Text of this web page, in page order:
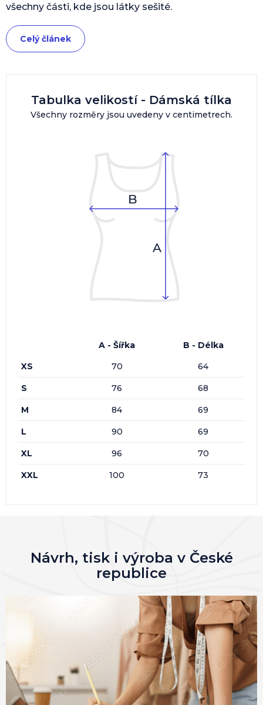
Tabulka velikostí - Dámská tílka
Všechny rozměry jsou uvedeny v centimetrech.
A - Šířka
B - Délka
XS
70 64
S 76 68
M 84 69
L 90 69
XL 96 70
XXL 100 73
všechny části, kde jsou látky sešité.
Celý článek
Návrh, tisk i výroba v České
republice